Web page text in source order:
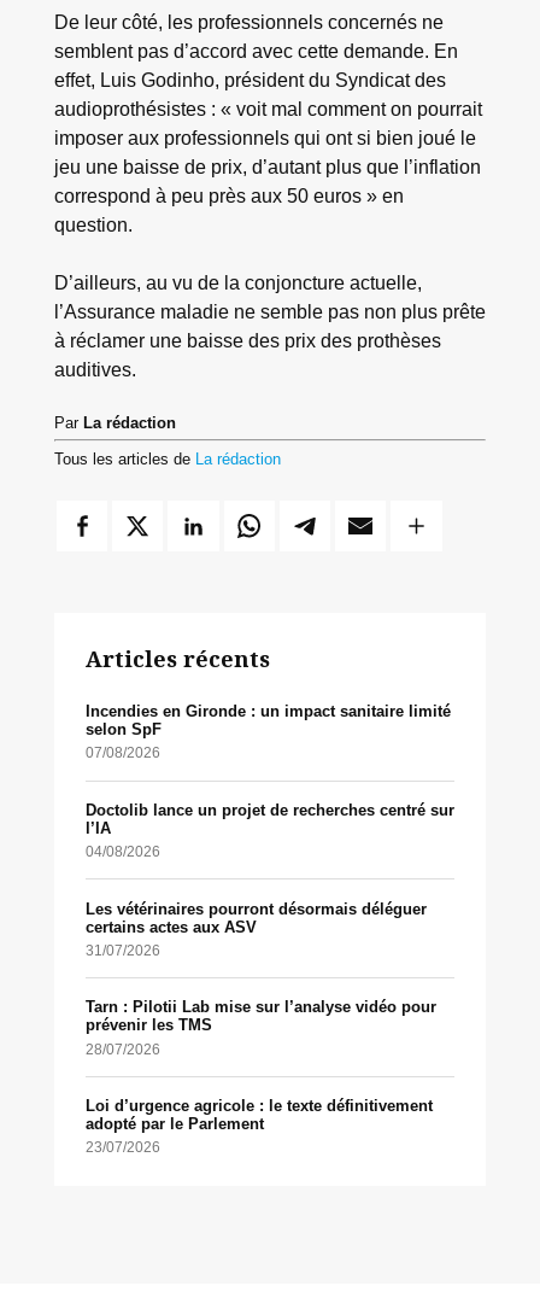
De leur côté, les professionnels concernés ne
semblent pas d’accord avec cette demande. En
effet, Luis Godinho, président du Syndicat des
audioprothésistes : « voit mal comment on pourrait
imposer aux professionnels qui ont si bien joué le
jeu une baisse de prix, d’autant plus que l’inflation
correspond à peu près aux 50 euros » en
question.
D’ailleurs, au vu de la conjoncture actuelle,
l’Assurance maladie ne semble pas non plus prête
à réclamer une baisse des prix des prothèses
auditives.
Par La rédaction
Tous les articles de La rédaction
Articles récents
Incendies en Gironde : un impact sanitaire limité
selon SpF
07/08/2026
Doctolib lance un projet de recherches centré sur
l’IA
04/08/2026
Les vétérinaires pourront désormais déléguer
certains actes aux ASV
31/07/2026
Tarn : Pilotii Lab mise sur l’analyse vidéo pour
prévenir les TMS
28/07/2026
Loi d’urgence agricole : le texte définitivement
adopté par le Parlement
23/07/2026